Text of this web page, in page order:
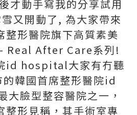
才動手寫我的分享試用
又開動了, 為大家帶來
整形醫院旗下高質素美
Real After Care系列!
id hospital大家有冇聽
韓國首席整形醫院id
臉型整容醫院之一，
整形見稱，其手術室專